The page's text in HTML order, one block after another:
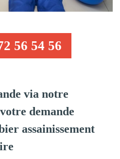
56 54 56
via notre
demande
assainissement